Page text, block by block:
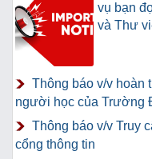
vụ bạn
và Thư
Thông báo v/v hoàn
người học của Trường
Thông báo v/v Truy
cổng thông tin